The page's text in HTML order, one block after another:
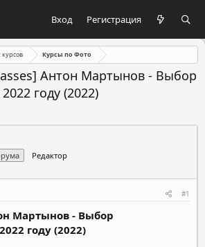
Вход Регистрация
Курсы по Фото
Антон Мартынов - Выбор
году (2022)
Редактор
#1
Мартынов - Выбор
году (2022)